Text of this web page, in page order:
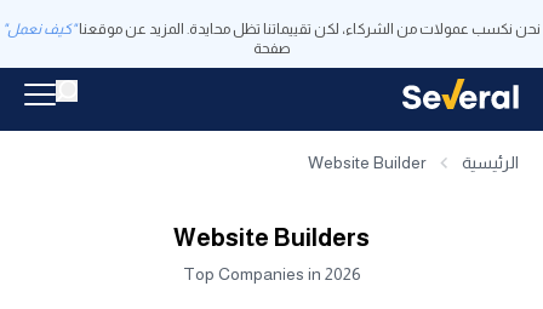
نحن نكسب عمولات من الشركاء، لكن تقييماتنا تظل محايدة. المزيد عن موقعنا "كيف نعمل"
صفحة
الرئيسية Website Builder
Website Builders
Top Companies in 2026